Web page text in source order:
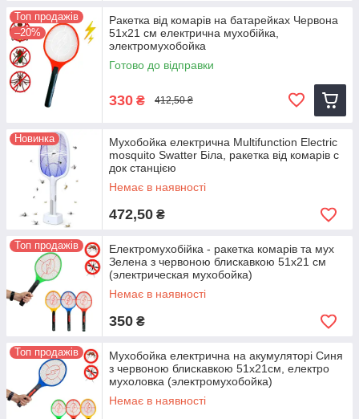
Топ продажів
–20%
Ракетка від комарів на батарейках Червона
51x21 см електрична мухобійка,
электромухобойка
Готово до відправки
330 ₴ 412,50 ₴
Новинка
Мухобойка електрична Multifunction Electric
mosquito Swatter Біла, ракетка від комарів с
док станцією
Немає в наявності
472,50 ₴
Топ продажів
Електромухобійка - ракетка комарів та мух
Зелена з червоною блискавкою 51х21 см
(электрическая мухобойка)
Немає в наявності
350 ₴
Топ продажів
Мухобойка електрична на акумуляторі Синя
з червоною блискавкою 51х21см, електро
мухоловка (электромухобойка)
Немає в наявності